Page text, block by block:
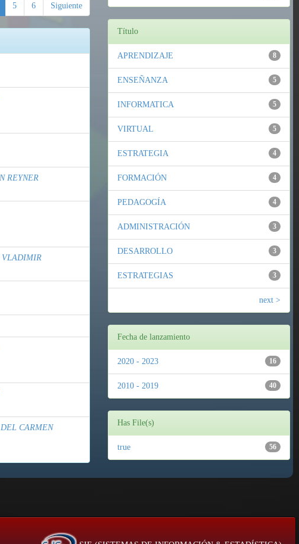
5 6 Siguiente
REYNER
VLADIMIR
CARMEN
Título
8
APRENDIZAJE
5
ENSEÑANZA
5
INFORMATICA
5
VIRTUAL
4
ESTRATEGIA
4
FORMACIÓN
4
PEDAGOGÍA
3
ADMINISTRACIÓN
3
DESARROLLO
3
ESTRATEGIAS
next >
Fecha de lanzamiento
16
2020 - 2023
40
2010 - 2019
Has File(s)
56
true